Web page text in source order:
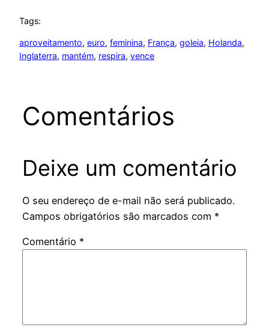
Tags:
aproveitamento, euro, feminina, França, goleia, Holanda
Inglaterra, mantém, respira, vence
Comentários
Deixe um comentário
O seu endereço de e-mail não será publicado.
Campos obrigatórios são marcados com *
Comentário *